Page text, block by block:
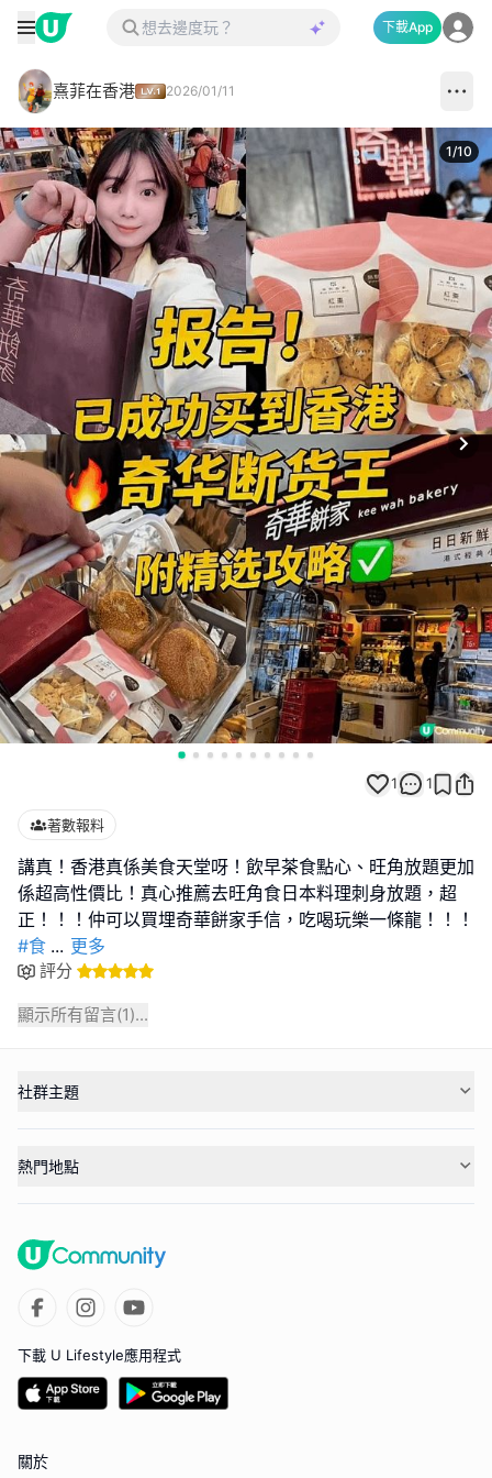
下載App
熹菲在香港 2026/01/11
1/10
1 1
著數報料
講真！香港真係美食天堂呀！飲早茶食點心、旺角放題更加
係超高性價比！真心推薦去旺角食日本料理刺身放題，超
#食 ... 更多
評分
顯示所有留言(1)...
社群主題
熱門地點
下載 U Lifestyle應用程式
關於